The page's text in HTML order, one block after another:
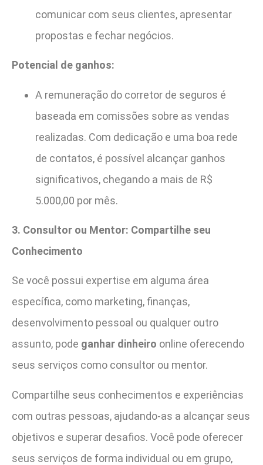
comunicar com seus clientes, apresentar
propostas e fechar negócios.
Potencial de ganhos:
A remuneração do corretor de seguros é
baseada em comissões sobre as vendas
realizadas. Com dedicação e uma boa rede
de contatos, é possível alcançar ganhos
significativos, chegando a mais de R$
5.000,00 por mês.
3. Consultor ou Mentor: Compartilhe seu
Conhecimento
Se você possui expertise em alguma área
específica, como marketing, finanças,
desenvolvimento pessoal ou qualquer outro
assunto, pode ganhar dinheiro online oferecendo
seus serviços como consultor ou mentor.
Compartilhe seus conhecimentos e experiências
com outras pessoas, ajudando-as a alcançar seus
objetivos e superar desafios. Você pode oferecer
seus serviços de forma individual ou em grupo,